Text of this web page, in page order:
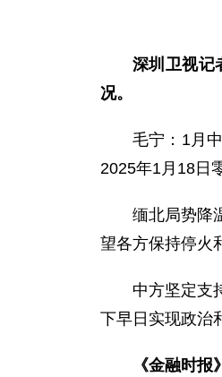
深圳卫视记
况。
毛宁：1月
2025年1月18日
缅北局势降
望各方保持停火
中方坚定支
下早日实现政治
《金融时